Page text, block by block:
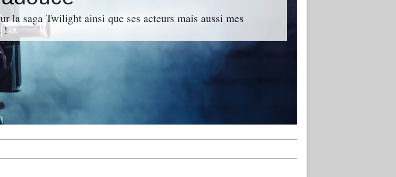
la saga Twilight ainsi que ses acteurs mais aussi mes
!